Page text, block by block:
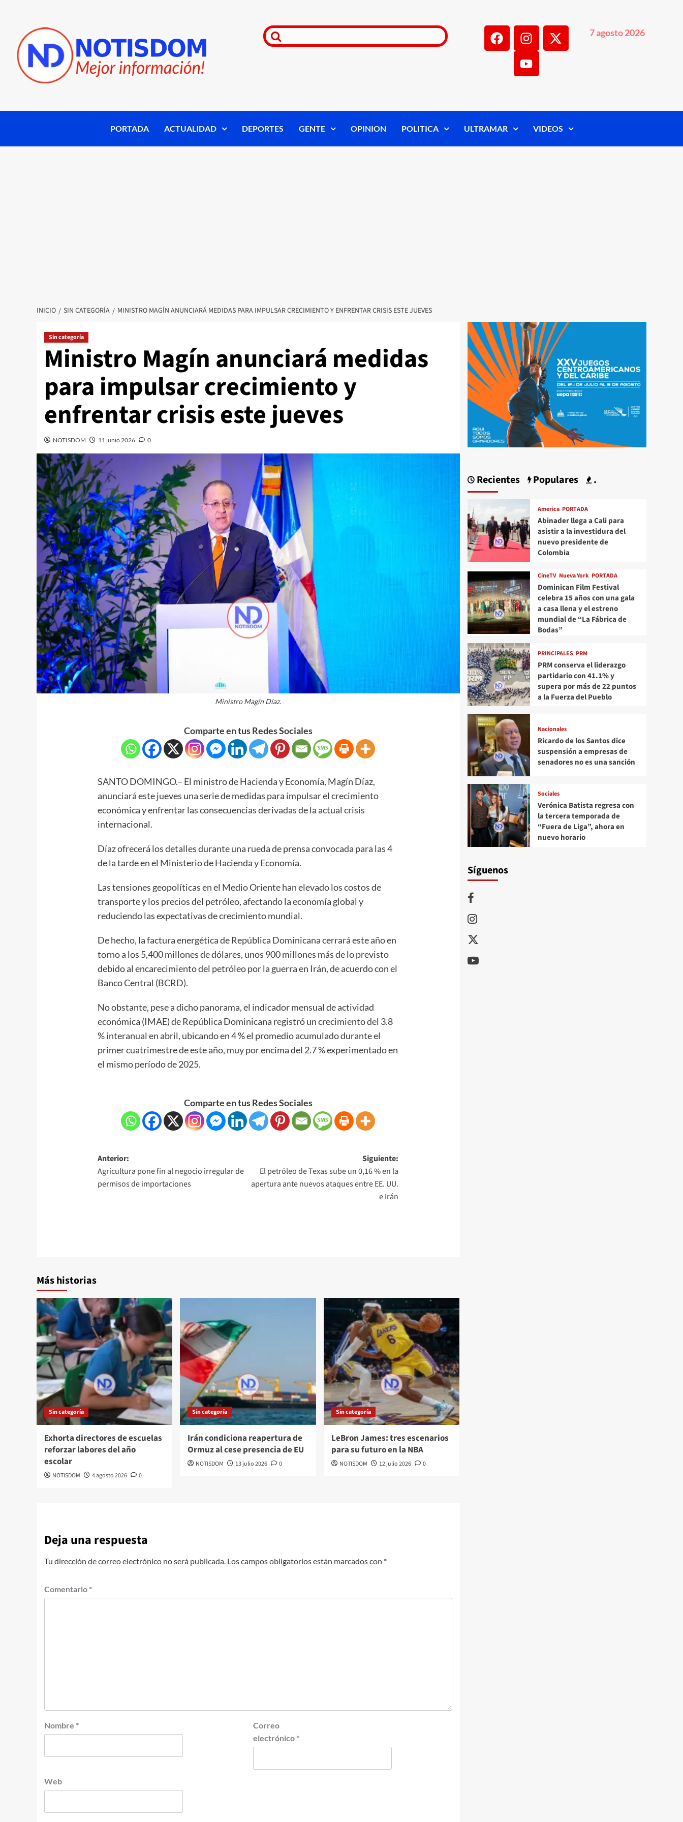
7 agosto 2026
PORTADA ACTUALIDAD DEPORTES GENTE OPINION POLITICA ULTRAMAR VIDEOS
INICIO SIN CATEGORÍA MINISTRO MAGÍN ANUNCIARÁ MEDIDAS PARA IMPULSAR CRECIMIENTO Y ENFRENTAR CRISIS ESTE JUEVES
Sin categoría
Ministro Magín anunciará medidas
para impulsar crecimiento y
enfrentar crisis este jueves
NOTISDOM 11 junio 2026 0
Ministro Magín Díaz.
Comparte en tus Redes Sociales
SANTO DOMINGO.– El ministro de Hacienda y Economía, Magín Díaz,
anunciará este jueves una serie de medidas para impulsar el crecimiento
económica y enfrentar las consecuencias derivadas de la actual crisis
internacional.
Díaz ofrecerá los detalles durante una rueda de prensa convocada para las 4
de la tarde en el Ministerio de Hacienda y Economía.
Las tensiones geopolíticas en el Medio Oriente han elevado los costos de
transporte y los precios del petróleo, afectando la economía global y
reduciendo las expectativas de crecimiento mundial.
De hecho, la factura energética de República Dominicana cerrará este año en
torno a los 5,400 millones de dólares, unos 900 millones más de lo previsto
debido al encarecimiento del petróleo por la guerra en Irán, de acuerdo con el
Banco Central (BCRD).
No obstante, pese a dicho panorama, el indicador mensual de actividad
económica (IMAE) de República Dominicana registró un crecimiento del 3.8
% interanual en abril, ubicando en 4 % el promedio acumulado durante el
primer cuatrimestre de este año, muy por encima del 2.7 % experimentado en
el mismo período de 2025.
Comparte en tus Redes Sociales
Anterior:
Agricultura pone fin al negocio irregular de
permisos de importaciones
Siguiente:
El petróleo de Texas sube un 0,16 % en la
apertura ante nuevos ataques entre EE. UU.
e Irán
Más historias
Sin categoría
Exhorta directores de escuelas
reforzar labores del año
escolar
NOTISDOM 4 agosto 2026 0
Sin categoría
Irán condiciona reapertura de
Ormuz al cese presencia de EU
NOTISDOM 13 julio 2026 0
Sin categoría
LeBron James: tres escenarios
para su futuro en la NBA
NOTISDOM 12 julio 2026 0
Deja una respuesta
Tu dirección de correo electrónico no será publicada. Los campos obligatorios están marcados con *
Comentario *
Nombre *
Correo
electrónico *
Web
Recientes Populares .
America PORTADA
Abinader llega a Cali para
asistir a la investidura del
nuevo presidente de
Colombia
CineTV Nueva York PORTADA
Dominican Film Festival
celebra 15 años con una gala
a casa llena y el estreno
mundial de “La Fábrica de
Bodas”
PRINCIPALES PRM
PRM conserva el liderazgo
partidario con 41.1% y
supera por más de 22 puntos
a la Fuerza del Pueblo
Nacionales
Ricardo de los Santos dice
suspensión a empresas de
senadores no es una sanción
Sociales
Verónica Batista regresa con
la tercera temporada de
“Fuera de Liga”, ahora en
nuevo horario
Síguenos